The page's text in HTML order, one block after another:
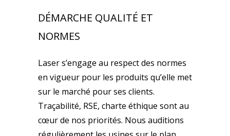
DÉMARCHE QUALITÉ ET
NORMES
Laser s’engage au respect des normes
en vigueur pour les produits qu’elle met
sur le marché pour ses clients.
Traçabilité, RSE, charte éthique sont au
cœur de nos priorités. Nous auditions